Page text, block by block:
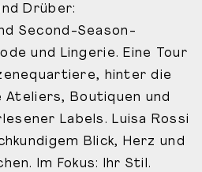
Drüber:
Second-Season-
und Lingerie. Eine Tour
hinter die
Ateliers, Boutiquen und
Labels. Luisa Rossi
Blick, Herz und
Im Fokus: Ihr Stil.